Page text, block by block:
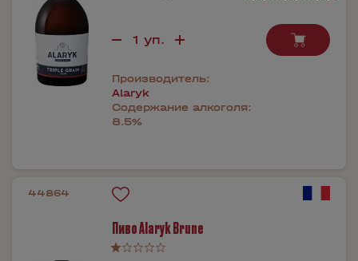
Производитель:
Alaryk
Содержание алкоголя:
8.5%
44864
Пиво Alaryk Brune